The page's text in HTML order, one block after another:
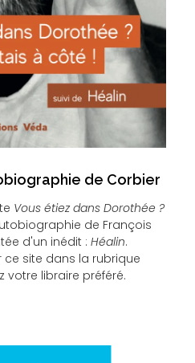
de Corbier
Vous étiez dans Dorothée ?
de François
d'un inédit : Héalin.
site dans la rubrique
votre libraire préféré.